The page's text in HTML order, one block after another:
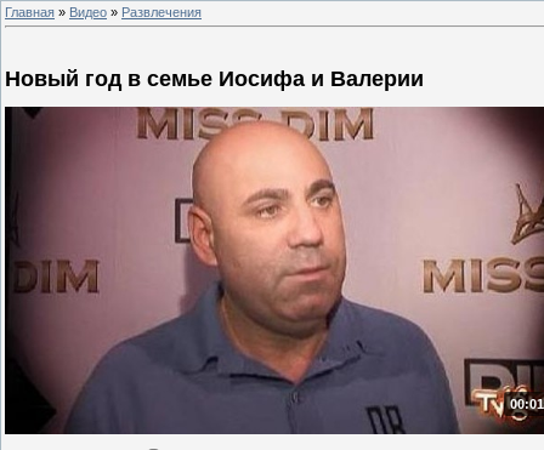
Главная » Видео » Развлечения
Новый год в семье Иосифа и Валерии